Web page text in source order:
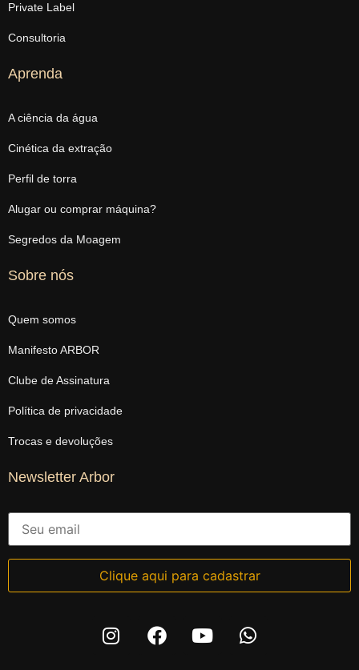
Private Label
Consultoria
Aprenda
A ciência da água
Cinética da extração
Perfil de torra
Alugar ou comprar máquina?
Segredos da Moagem
Sobre nós
Quem somos
Manifesto ARBOR
Clube de Assinatura
Política de privacidade
Trocas e devoluções
Newsletter Arbor